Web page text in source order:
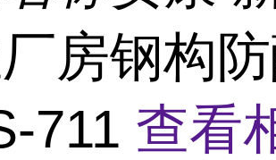
房钢构
711 查看